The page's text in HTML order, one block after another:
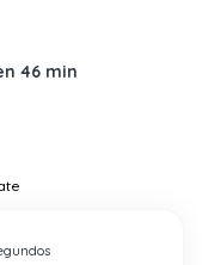
46 min